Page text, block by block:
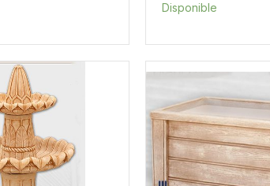
Disponible